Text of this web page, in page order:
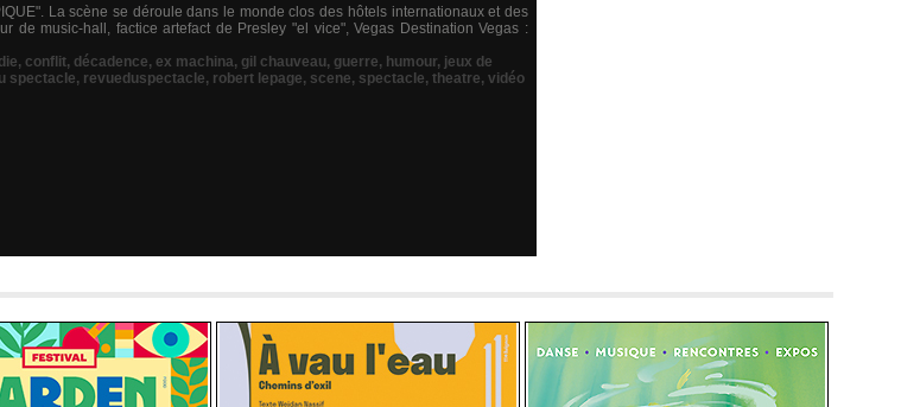
La scène se déroule dans le monde clos des hôtels internationaux et des
de music-hall, factice artefact de Presley "el vice", Vegas Destination Vegas :
, conflit, décadence, ex machina, gil chauveau, guerre, humour, jeux de
spectacle, revueduspectacle, robert lepage, scene, spectacle, theatre, vidéo